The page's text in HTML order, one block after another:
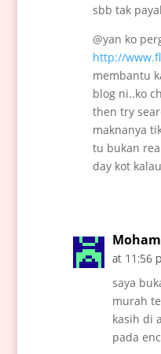
sbb tak
@yan ko
http://
membantu
blog ni..ko
then try
maknanya
tu bukan
day kot
at 11:56
saya
murah
kasih di
pada